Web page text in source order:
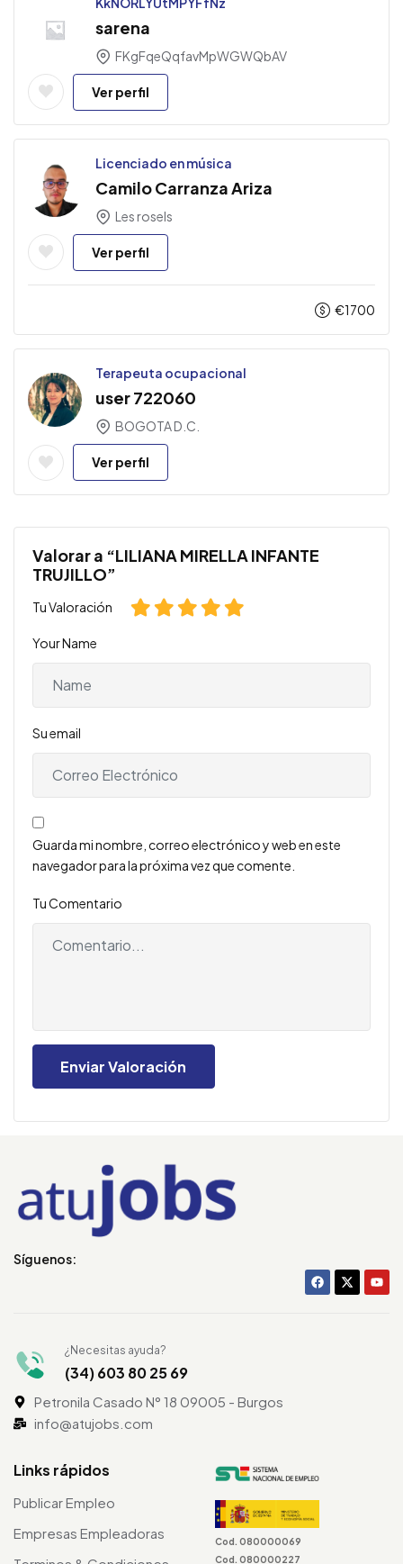
sarena
FKgFqeQqfavMpWGWQbAV
Ver perfil
Licenciado en música
Camilo Carranza Ariza
Les rosels
Ver perfil
€1700
Terapeuta ocupacional
user 722060
BOGOTA D.C.
Ver perfil
Valorar a “LILIANA MIRELLA INFANTE
TRUJILLO”
Tu Valoración
Your Name
Su email
Guarda mi nombre, correo electrónico y web en este
navegador para la próxima vez que comente.
Tu Comentario
Síguenos:
¿Necesitas ayuda?
(34) 603 80 25 69
Petronila Casado N° 18 09005 - Burgos
info@atujobs.com
Links rápidos
Publicar Empleo
Empresas Empleadoras
Cod. 080000069
Cod. 080000227